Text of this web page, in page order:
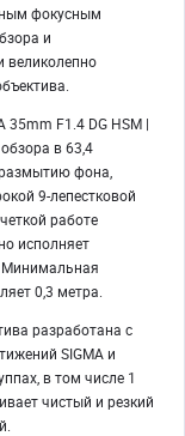
фокусным
и
великолепно
35mm F1.4 DG HSM |
в 63,4
фона,
9-лепестковой
работе
исполняет
0,3 метра.
разработана с
SIGMA и
в том числе 1
чистый и резкий